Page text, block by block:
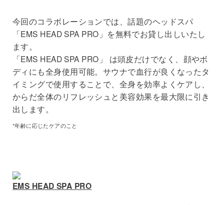
今回のコラボレーションでは、話題のヘッドスパ
「EMS HEAD SPA PRO」を無料でお貸し出しいたし
ます。
「EMS HEAD SPA PRO」 は頭⽪だけでなく、顔やボ
ディにも全身使⽤可能。サウナで⾎⾏が良くなったタ
イミングで使⽤することで、全⾝を効率よくケアし、
からだ全体のリフレッシュと美容効果を最⼤限に引き
出します。
*年齢に応じたケアのこと
EMS HEAD SPA PRO